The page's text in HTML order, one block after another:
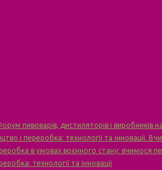
пивоварів, дистиляторів і виробників
і переробка: технології та інновації.
в умовах воєнного стану: вчимося
технології та інновації